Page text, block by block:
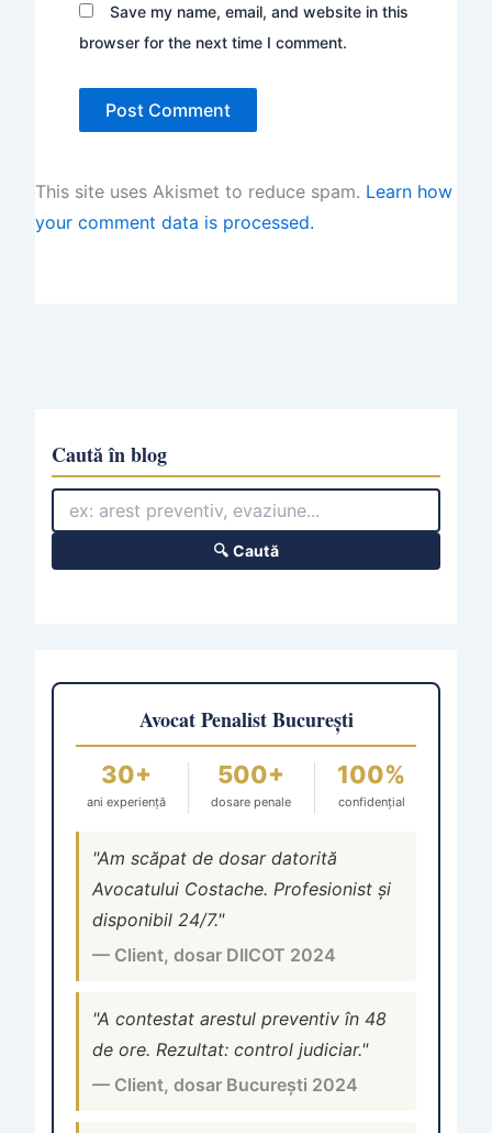
Save my name, email, and website in this
browser for the next time I comment.
This site uses Akismet to reduce spam. Learn how
your comment data is processed.
Caută în blog
🔍 Caută
Avocat Penalist București
30+
ani experiență
500+
dosare penale
100%
confidențial
"Am scăpat de dosar datorită
Avocatului Costache. Profesionist și
disponibil 24/7."
— Client, dosar DIICOT 2024
"A contestat arestul preventiv în 48
de ore. Rezultat: control judiciar."
— Client, dosar București 2024